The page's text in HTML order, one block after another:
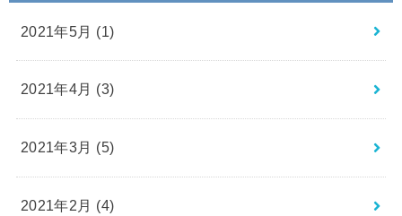
2021年5月 (1)
2021年4月 (3)
2021年3月 (5)
2021年2月 (4)